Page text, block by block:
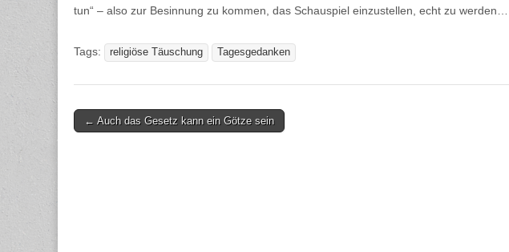
tun“ – also zur Besinnung zu kommen, das Schauspiel einzustellen, echt zu werden…
Tags: religiöse Täuschung Tagesgedanken
Post
← Auch das Gesetz kann ein Götze sein